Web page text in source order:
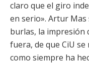
claro que el giro
en serio». Artur
burlas, la impresión
fuera, de que CiU
como siempre ha